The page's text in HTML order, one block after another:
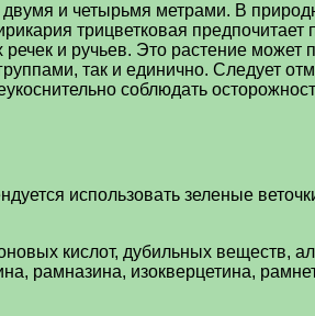
и четырьмя метрами. В
трицветковая предпочитает
и ручьев. Это растение может
так и единично. Следует
соблюдать
использовать зеленые
кислот, дубильных веществ,
рамназина, изокверцетина,